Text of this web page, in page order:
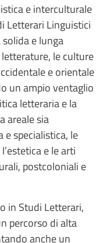
e interculturale
Letterari Linguistici
e lunga
le culture
e orientale
un ampio ventaglio
letteraria e la
areale sia
specialistica, le
e le arti
postcoloniali e
in Studi Letterari,
percorso di alta
anche un